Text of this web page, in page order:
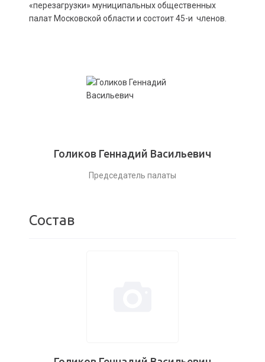
«перезагрузки» муниципальных общественных
палат Московской области и состоит 45-и членов.
Голиков Геннадий Васильевич
Председатель палаты
Состав